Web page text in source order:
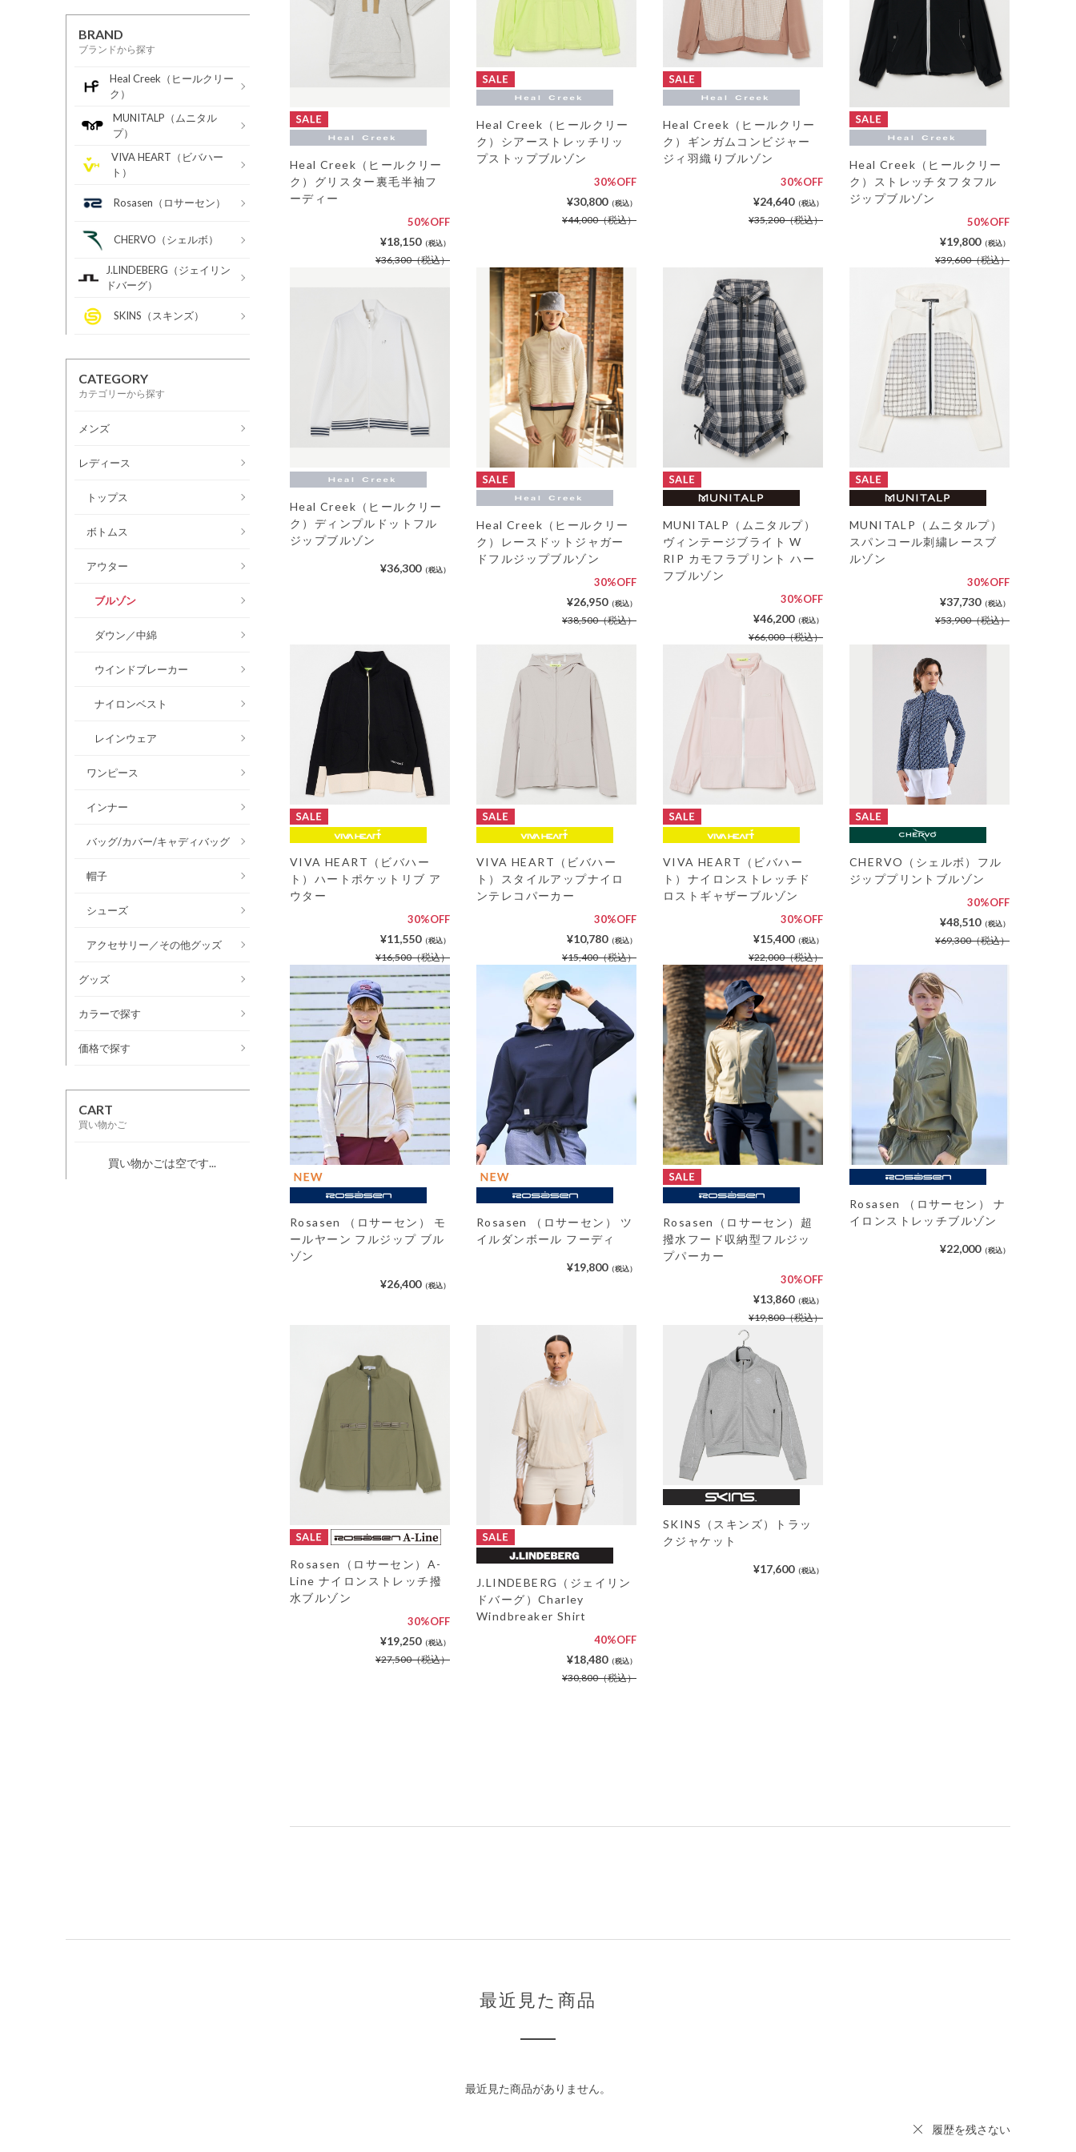
BRAND
ブランドから探す
Heal Creek（ヒールクリー
ク）
MUNITALP（ムニタル
プ）
VIVA HEART（ビバハー
ト）
Rosasen（ロサーセン）
CHERVO（シェルボ）
J.LINDEBERG（ジェイリン
ドバーグ）
SKINS（スキンズ）
CATEGORY
カテゴリーから探す
メンズ
レディース
トップス
ボトムス
アウター
ブルゾン
ダウン／中綿
ウインドブレーカー
ナイロンベスト
レインウェア
ワンピース
インナー
バッグ/カバー/キャディバッグ
帽子
シューズ
アクセサリー／その他グッズ
グッズ
カラーで探す
価格で探す
CART
買い物かご
買い物かごは空です...
Heal Creek（ヒールクリー
ク）グリスター裏毛半袖フ
ーディー
50%OFF
¥18,150（税込）
¥36,300（税込）
Heal Creek（ヒールクリー
ク）シアーストレッチリッ
プストップブルゾン
30%OFF
¥30,800（税込）
¥44,000（税込）
Heal Creek（ヒールクリー
ク）ギンガムコンビジャー
ジィ羽織りブルゾン
30%OFF
¥24,640（税込）
¥35,200（税込）
Heal Creek（ヒールクリー
ク）ストレッチタフタフル
ジップブルゾン
50%OFF
¥19,800（税込）
¥39,600（税込）
Heal Creek（ヒールクリー
ク）ディンプルドットフル
ジップブルゾン
¥36,300（税込）
Heal Creek（ヒールクリー
ク）レースドットジャガー
ドフルジップブルゾン
30%OFF
¥26,950（税込）
¥38,500（税込）
MUNITALP（ムニタルプ）
ヴィンテージブライト W
RIP カモフラプリント ハー
フブルゾン
30%OFF
¥46,200（税込）
¥66,000（税込）
MUNITALP（ムニタルプ）
スパンコール刺繍レースブ
ルゾン
30%OFF
¥37,730（税込）
¥53,900（税込）
VIVA HEART（ビバハー
ト）ハートポケットリブ ア
ウター
30%OFF
¥11,550（税込）
¥16,500（税込）
VIVA HEART（ビバハー
ト）スタイルアップナイロ
ンテレコパーカー
30%OFF
¥10,780（税込）
¥15,400（税込）
VIVA HEART（ビバハー
ト）ナイロンストレッチド
ロストギャザーブルゾン
30%OFF
¥15,400（税込）
¥22,000（税込）
CHERVO（シェルボ）フル
ジッププリントブルゾン
30%OFF
¥48,510（税込）
¥69,300（税込）
Rosasen （ロサーセン） モ
ールヤーン フルジップ ブル
ゾン
¥26,400（税込）
Rosasen （ロサーセン） ツ
イルダンボール フーディ
¥19,800（税込）
Rosasen（ロサーセン）超
撥水フード収納型フルジッ
プパーカー
30%OFF
¥13,860（税込）
¥19,800（税込）
Rosasen （ロサーセン） ナ
イロンストレッチブルゾン
¥22,000（税込）
Rosasen（ロサーセン）A-
Line ナイロンストレッチ撥
水ブルゾン
30%OFF
¥19,250（税込）
¥27,500（税込）
J.LINDEBERG（ジェイリン
ドバーグ）Charley
Windbreaker Shirt
40%OFF
¥18,480（税込）
¥30,800（税込）
SKINS（スキンズ）トラッ
クジャケット
¥17,600（税込）
最近見た商品
最近見た商品がありません。
履歴を残さない